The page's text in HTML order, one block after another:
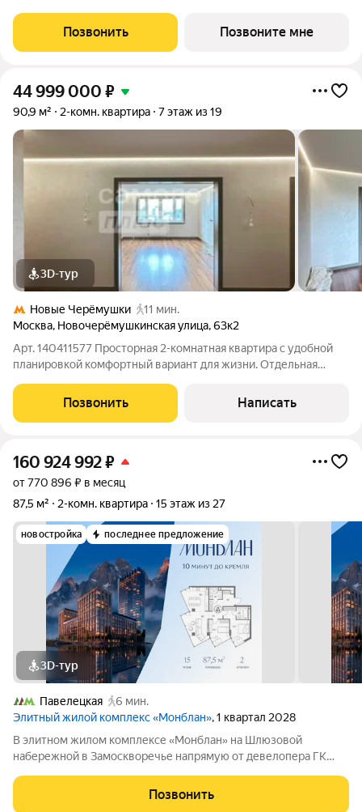
охранной зоне Кремля. Уникальный фамильный дом
предлагает 43 квартиры, площадью от
Позвонить Позвоните мне
44 999 000 ₽
90,9 м² 2-комн. квартира 7 этаж из 19
3D-тур
Новые Черёмушки
11 мин.
Москва, Новочерёмушкинская улица,63к2
Арт. 140411577 Просторная 2-комнатная квартира с удобной
планировкой комфортный вариант для жизни. Отдельная
просторный холл всё продумано для удобства и уюта.
Основные работы уже выполнены,
Позвонить Написать
160 924 992₽
от 770 896 ₽ в месяц
87,5 м²
2-комн. квартира 15 этаж из 27
новостройка последнее предложение
3D-тур
Павелецкая
6 мин.
Элитный жилой комплекс «Монблан», 1 квартал 2028
В элитном жилом комплексе «Монблан» на Шлюзовой
набережной в Замоскворечье напрямую от девелопера ГК
квартира на 15 этаже общей площадью 87.50 м. Квартира
предлагается без отделки. «Монблан»
Позвонить